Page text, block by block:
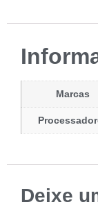
Marcas
Deixe